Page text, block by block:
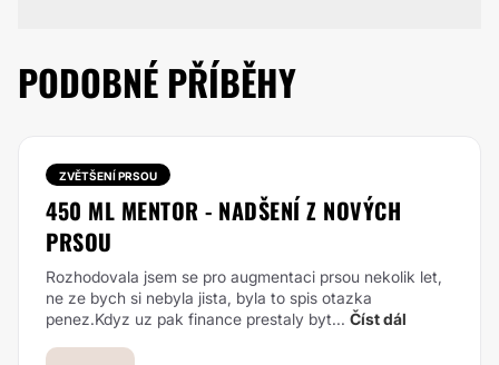
PODOBNÉ PŘÍBĚHY
ZVĚTŠENÍ PRSOU
450 ML MENTOR - NADŠENÍ Z NOVÝCH
PRSOU
Rozhodovala jsem se pro augmentaci prsou nekolik let,
ne ze bych si nebyla jista, byla to spis otazka
penez.Kdyz uz pak finance prestaly byt... Číst dál